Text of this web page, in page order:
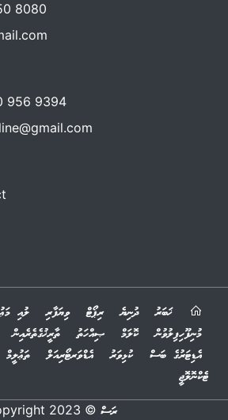
8080
956 9394
ޚަބަރު ދުނިޔެ ރިޕޯޓް ވިޔަފާރި ލުއި
މުނިފޫހިފިލުވުން
ކޮލަމް ޞިއްހަތު ތާރީޚުގެތެރެއިން
އެޑިޓަރުގެ ބަސް
ކުޅިވަރު އެޑްވަރޓޯރިއަލް ތަޢުލީމް
ޓެކްނޮލޮޖީ
ރަސް © 2023 Copyright